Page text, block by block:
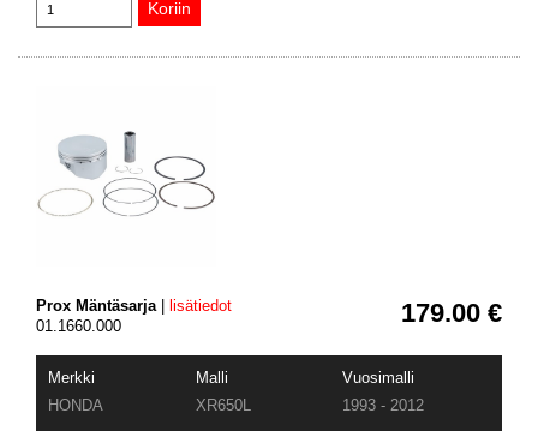
179.00 €
Prox Mäntäsarja
lisätiedot
01.1660.000
Merkki Malli
Vuosimalli
HONDA
XR650L 1993 - 2012